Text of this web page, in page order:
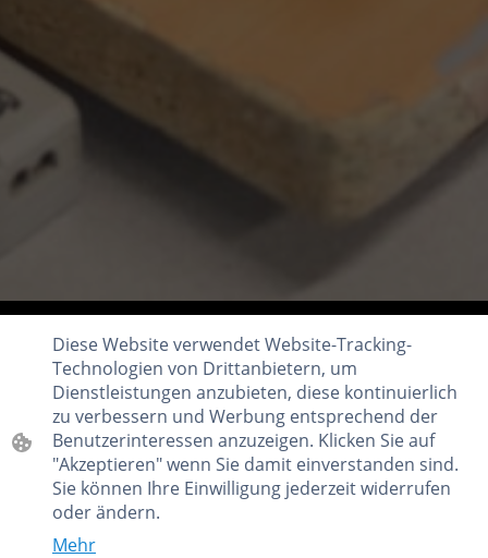
750
Diese Website verwendet Website-Tracking-
Technologien von Drittanbietern, um
Dienstleistungen anzubieten, diese kontinuierlich
zu verbessern und Werbung entsprechend der
Benutzerinteressen anzuzeigen. Klicken Sie auf
"Akzeptieren" wenn Sie damit einverstanden sind.
Sie können Ihre Einwilligung jederzeit widerrufen
oder ändern.
Mehr